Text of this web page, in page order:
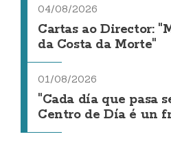
04/08/2026
Cartas ao Director:
da Costa da Morte"
01/08/2026
"Cada día que pasa
Centro de Día é un